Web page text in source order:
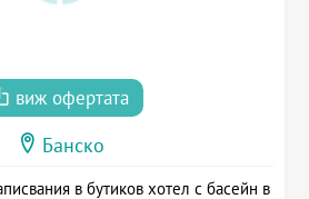
виж офертата
Банско
в бутиков хотел с басейн в